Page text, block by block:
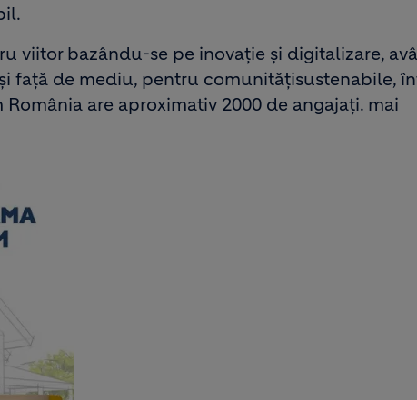
viitor bazându-se pe inovație și digitalizare,
față de mediu, pentru comunitățisustenabile,
are aproximativ 2000 de angajați. mai